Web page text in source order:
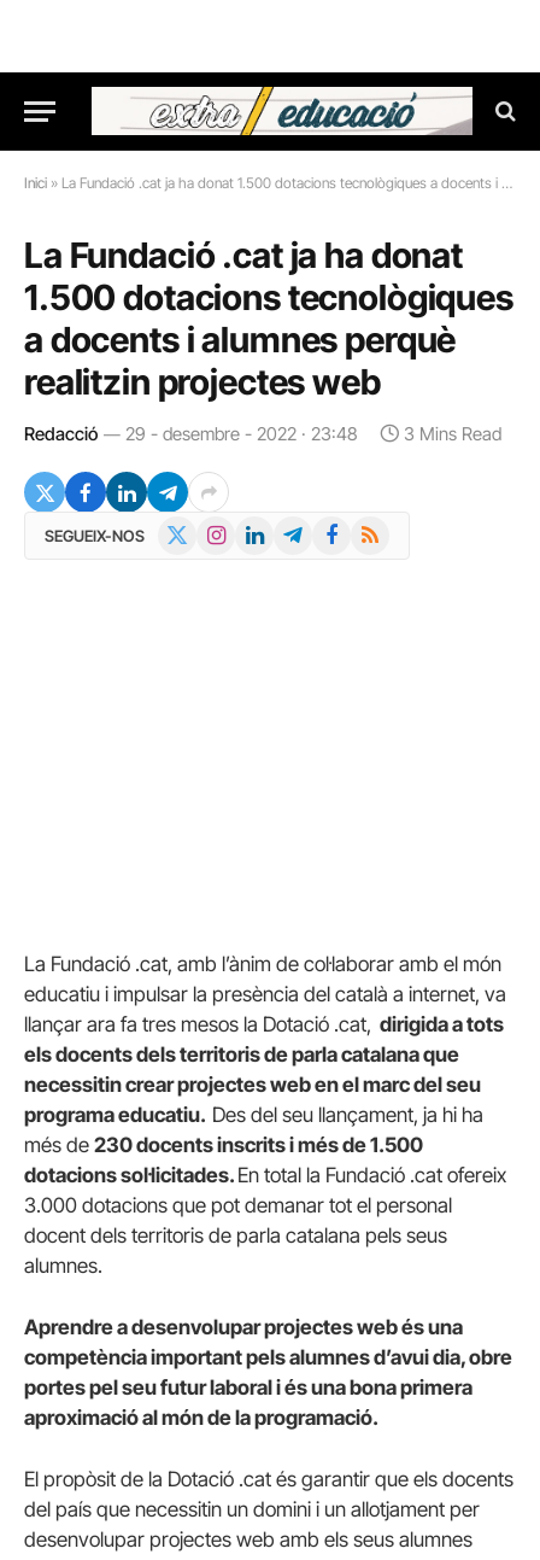
Inici » La Fundació .cat ja ha donat 1.500 dotacions tecnològiques a docents i alumnes perquè realitzin projectes web
La Fundació .cat ja ha donat
1.500 dotacions tecnològiques
a docents i alumnes perquè
realitzin projectes web
Redacció 29 - desembre - 2022 · 23:48 3 Mins Read
SEGUEIX-NOS InstagramLinkedInTelegramFacebook
RSS
La Fundació .cat, amb l’ànim de col·laborar amb el món
educatiu i impulsar la presència del català a internet, va
llançar ara fa tres mesos la Dotació .cat, dirigida a tots
els docents dels territoris de parla catalana que
necessitin crear projectes web en el marc del seu
programa educatiu. Des del seu llançament, ja hi ha
més de 230docents inscrits i més de 1.500
dotacions sol·licitades. En total la Fundació .cat ofereix
3.000 dotacions que pot demanar tot el personal
docent dels territoris de parla catalana pels seus
alumnes.
Aprendre a desenvolupar projectes web és una
competència important pels alumnes d’avui dia, obre
portes pel seu futur laboral i és una bona primera
aproximació al món de la programació.
El propòsit de la Dotació .cat és garantir que els docents
del país que necessitin un domini i un allotjament per
desenvolupar projectes web amb els seus alumnes